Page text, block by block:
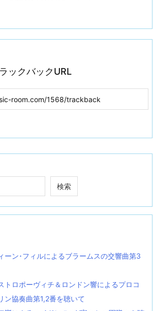
ックバックURL
検索
ーン･フィルによるブラームスの交響曲第3
トロポーヴィチ＆ロンドン響によるプロコ
ン協奏曲第1,2番を聴いて